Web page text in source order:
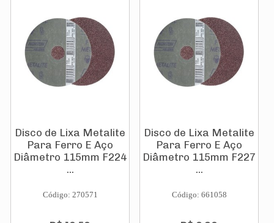
Disco de Lixa Metalite
Para Ferro E Aço
Diâmetro 115mm F224
...
Código: 270571
Disco de Lixa Metalite
Para Ferro E Aço
Diâmetro 115mm F227
...
Código: 661058